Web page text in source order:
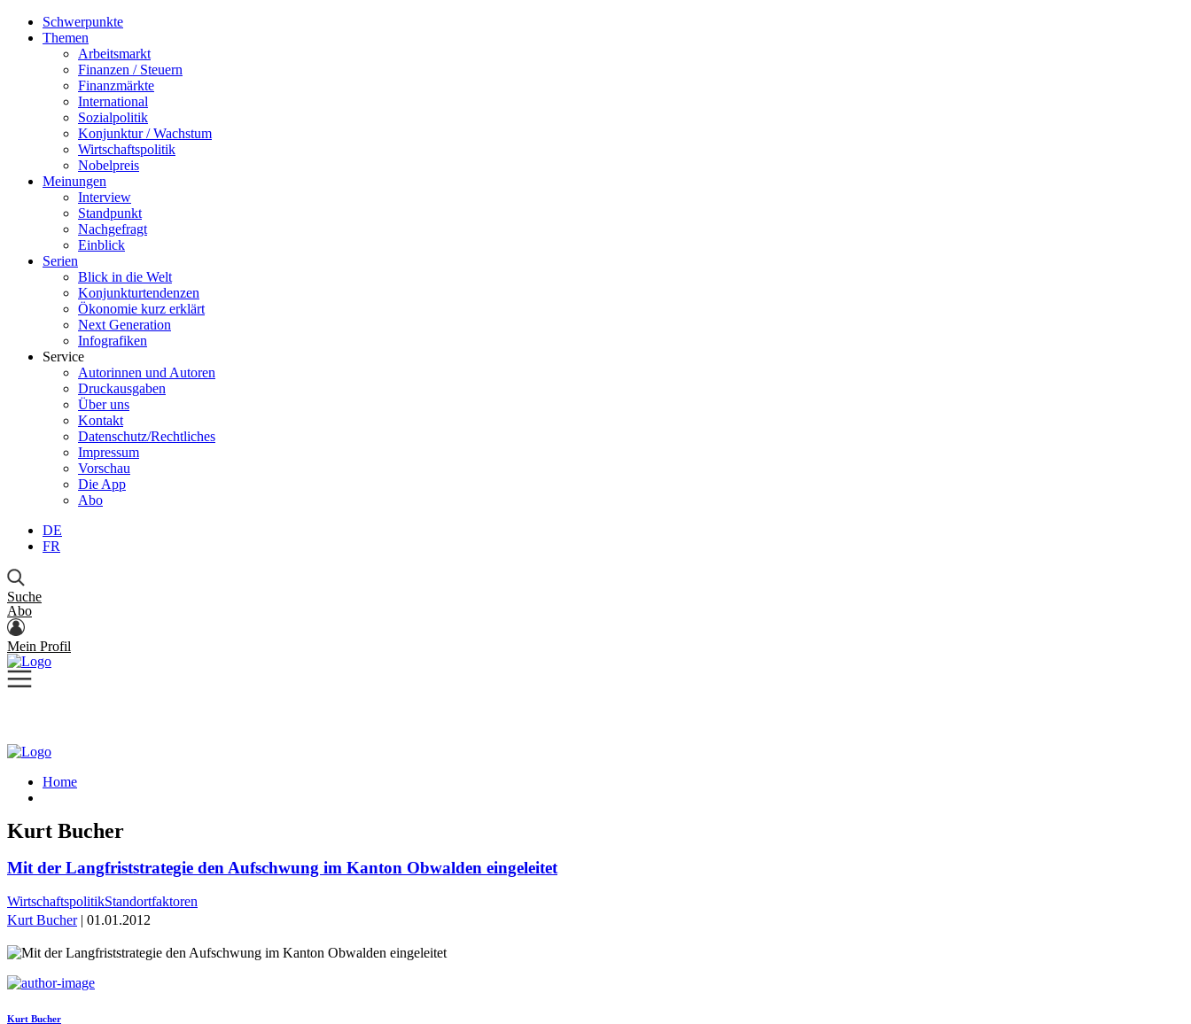
Schwerpunkte
Themen
Arbeitsmarkt
Finanzen / Steuern
Finanzmärkte
International
Sozialpolitik
Konjunktur / Wachstum
Wirtschaftspolitik
Nobelpreis
Meinungen
Interview
Standpunkt
Nachgefragt
Einblick
Serien
Blick in die Welt
Konjunkturtendenzen
Ökonomie kurz erklärt
Next Generation
Infografiken
Service
Autorinnen und Autoren
Druckausgaben
Über uns
Kontakt
Datenschutz/Rechtliches
Impressum
Vorschau
Die App
Abo
DE
FR
Suche
Abo
Mein Profil
Home
Kurt Bucher
Mit der Langfriststrategie den Aufschwung im Kanton Obwalden eingeleitet
WirtschaftspolitikStandortfaktoren
Kurt Bucher| 01.01.2012
Kurt Bucher